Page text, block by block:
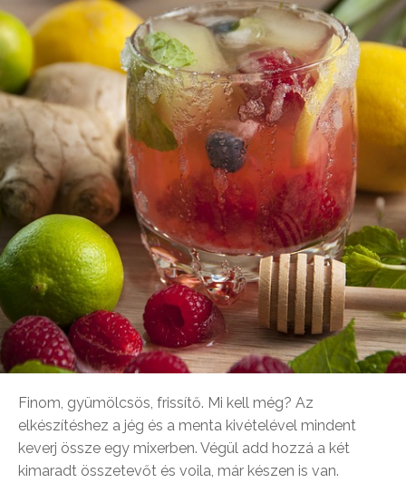
Finom, gyümölcsös, frissítő. Mi kell még? Az
elkészítéshez a jég és a menta kivételével mindent
keverj össze egy mixerben. Végül add hozzá a két
kimaradt összetevőt és voila, már készen is van.